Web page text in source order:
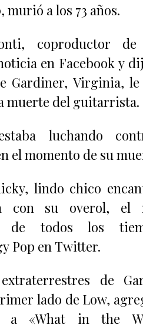
murió a los 73 años.
coproductor de
en Facebook y
Gardiner, Virginia, le
muerte del guitarrista.
luchando
el momento de su
lindo chico
con su overol, el
de todos los
Pop en Twitter.
de
lado de Low,
a «What in the